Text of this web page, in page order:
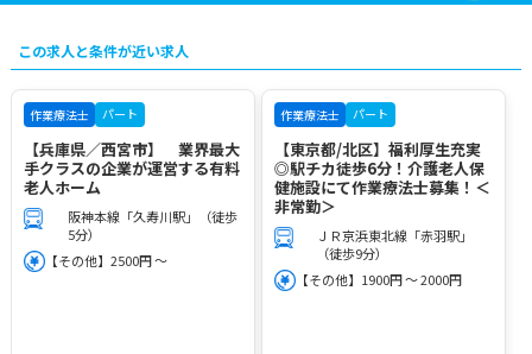
この求人と条件が近い求人
作業療法士 パート
【兵庫県／西宮市】 業界最大
手クラスの企業が運営する有料
老人ホーム
阪神本線「久寿川駅」（徒歩
5分）
【その他】2500円 ～
作業療法士 パート
【東京都/北区】福利厚生充実
◎駅チカ徒歩6分！介護老人保
健施設にて作業療法士募集！＜
非常勤＞
ＪＲ京浜東北線「赤羽駅」
（徒歩9分）
【その他】1900円 ～ 2000円